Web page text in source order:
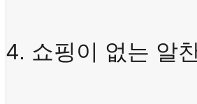
4. 쇼핑이 없는 알